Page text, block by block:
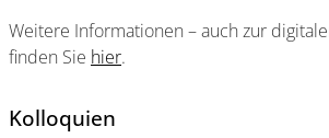
Weitere Informationen – auch zur
finden Sie hier.
Kolloquien